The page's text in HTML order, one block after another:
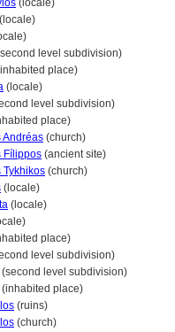
(locale)
(locale)
level subdivision)
place)
(locale)
level subdivision)
place)
Andréas (church)
Fílippos (ancient site)
Tykhikos (church)
(locale)
(locale)
place)
level subdivision)
(second level subdivision)
(inhabited place)
(ruins)
(church)